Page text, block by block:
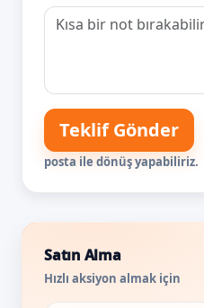
Teklif Gönder
posta ile dönüş yapabiliriz.
Satın Alma
Hızlı aksiyon almak için